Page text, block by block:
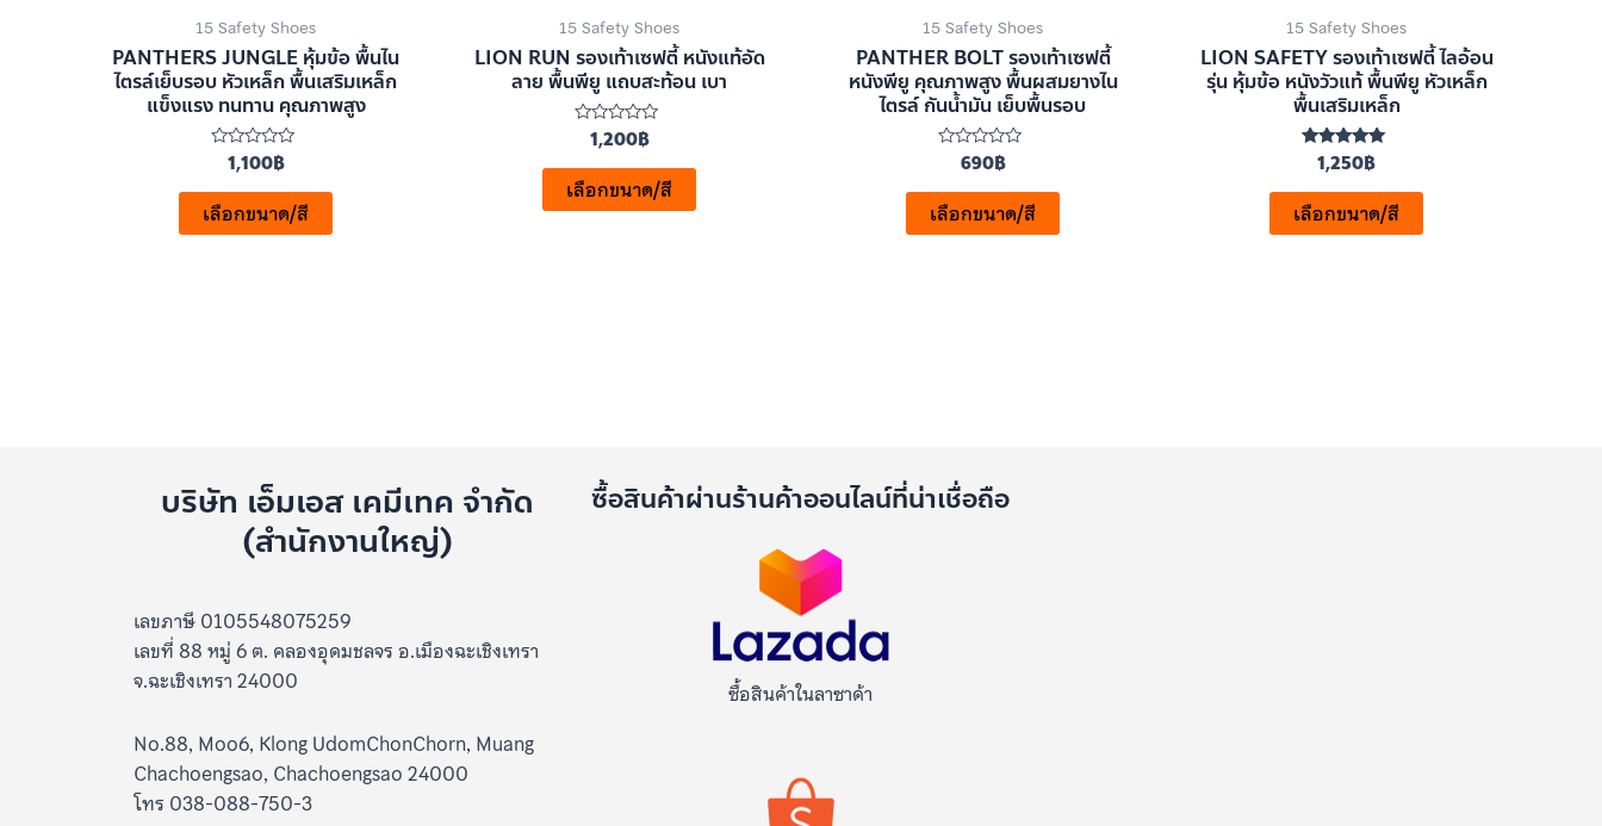
15 Safety Shoes
PANTHERS JUNGLE หุ้มข้อ พื้นไน
ไตรล์เย็บรอบ หัวเหล็ก พื้นเสริมเหล็ก
แข็งแรง ทนทาน คุณภาพสูง
ให้
คะแนน
0
ตั้งแต่
1-
5
1,100฿
เลือกขนาด/สี
15 Safety Shoes
LION RUN รองเท้าเซฟตี้ หนังแท้อัด
ลาย พื้นพียู แถบสะท้อน เบา
ให้
คะแนน
0
ตั้งแต่
1-
5
1,200฿
เลือกขนาด/สี
15 Safety Shoes
PANTHER BOLT รองเท้าเซฟตี้
หนังพียู คุณภาพสูง พื้นผสมยางไน
ไตรล์ กันน้ำมัน เย็บพื้นรอบ
คะแนน
0
ตั้งแต่
1-
5
690฿
เลือกขนาด/สี
15 Safety Shoes
LION SAFETY รองเท้าเซฟตี้ ไลอ้อน
รุ่น หุ้มข้อ หนังวัวแท้ พื้นพียู หัวเหล็ก
พื้นเสริมเหล็ก
ให้คะแนน
5.00
ตั้งแต่ 1-5
1,250฿
เลือกขนาด/สี
บริษัท เอ็มเอส เคมีเทค จำกัด
(สำนักงานใหญ่)
เลขภาษี 0105548075259
เลขที่ 88 หมู่ 6 ต. คลองอุดมชลจร อ.เมืองฉะเชิงเทรา
จ.ฉะเชิงเทรา 24000
No.88, Moo6, Klong UdomChonChorn, Muang
Chachoengsao, Chachoengsao 24000
โทร 038-088-750-3
ซื้อสินค้าผ่านร้านค้าออนไลน์ที่น่าเชื่อถือ
ซื้อสินค้าในลาซาด้า